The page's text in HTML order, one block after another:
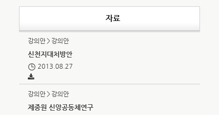
자료
강의안＞강의안
신천지대처방안
2013.08.27
강의안＞강의안
제중원 신앙공동체연구